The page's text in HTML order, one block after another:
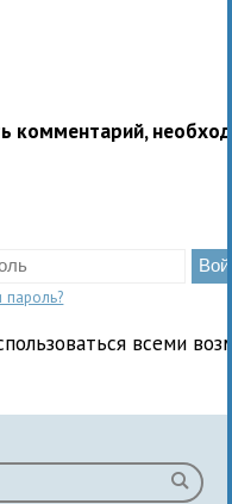
комментарий,
всеми